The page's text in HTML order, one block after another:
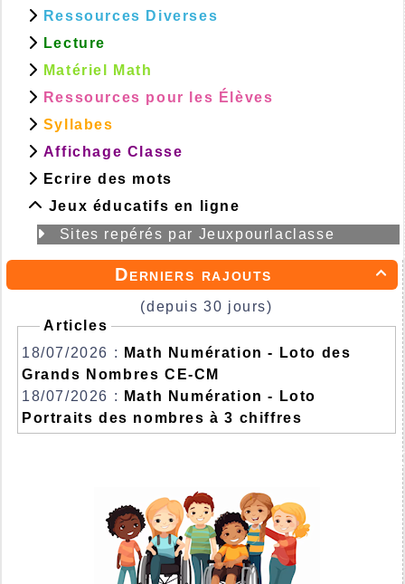

Derniers rajouts
(depuis 30 jours)
Articles
18/07/2026 :
Math Numération - Loto des
Grands Nombres CE-CM
18/07/2026 :
Math Numération - Loto
Portraits des nombres à 3 chiffres
Ressources Diverses
Lecture
Matériel Math
Ressources pour les Élèves
Syllabes
Affichage Classe
Ecrire des mots
Jeux éducatifs en ligne
Sites repérés par Jeuxpourlaclasse